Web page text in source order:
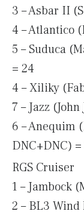
3 – Asbar II
4 – Atlantico
5 – Suduca
= 24
4 – Xiliky
7 – Jazz
6 – Anequim
DNC+DNC) =
RGS Cruiser
1 – Jambock
2 – BL3